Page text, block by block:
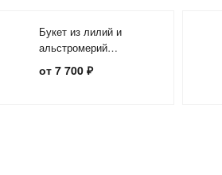
Букет из лилий и
альстромерий
«Прелесть»
от 7 700 ₽